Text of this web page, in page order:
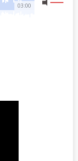
03:00